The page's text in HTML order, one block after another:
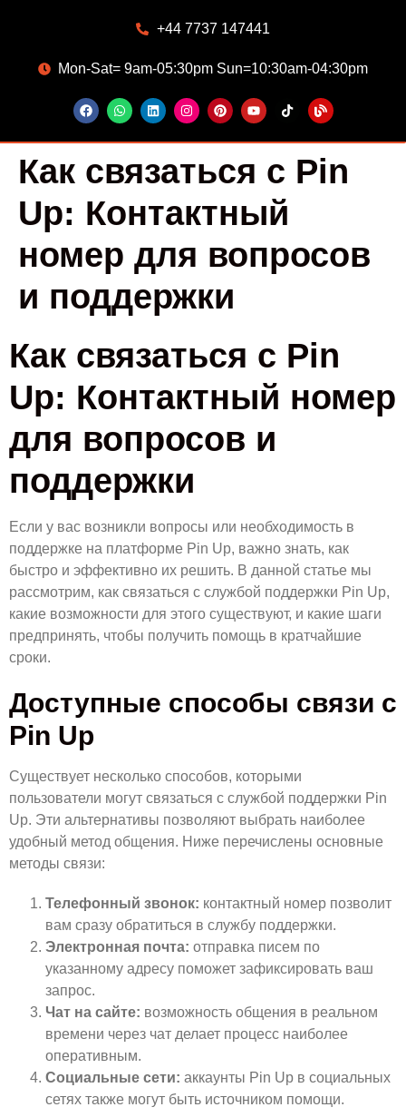
+44 7737 147441
Mon-Sat= 9am-05:30pm Sun=10:30am-04:30pm
Как связаться с Pin
Up: Контактный
номер для вопросов
и поддержки
Как связаться с Pin
Up: Контактный номер
для вопросов и
поддержки
Если у вас возникли вопросы или необходимость в
поддержке на платформе Pin Up, важно знать, как
быстро и эффективно их решить. В данной статье мы
рассмотрим, как связаться с службой поддержки Pin Up,
какие возможности для этого существуют, и какие шаги
предпринять, чтобы получить помощь в кратчайшие
сроки.
Доступные способы связи с
Pin Up
Существует несколько способов, которыми
пользователи могут связаться с службой поддержки Pin
Up. Эти альтернативы позволяют выбрать наиболее
удобный метод общения. Ниже перечислены основные
методы связи:
Телефонный звонок: контактный номер позволит
вам сразу обратиться в службу поддержки.
Электронная почта: отправка писем по
указанному адресу поможет зафиксировать ваш
запрос.
Чат на сайте: возможность общения в реальном
времени через чат делает процесс наиболее
оперативным.
Социальные сети: аккаунты Pin Up в социальных
сетях также могут быть источником помощи.